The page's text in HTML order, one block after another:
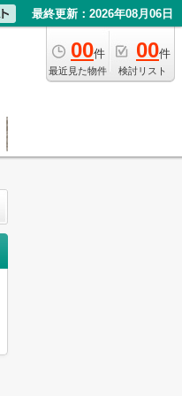
最終更新：2026年08月06日
00件
最近見た物件
00件
検討リスト